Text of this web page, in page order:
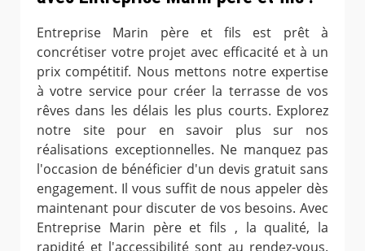
Entreprise Marin père et fils est prêt à
concrétiser votre projet avec efficacité et à un
prix compétitif. Nous mettons notre expertise
à votre service pour créer la terrasse de vos
rêves dans les délais les plus courts. Explorez
notre site pour en savoir plus sur nos
réalisations exceptionnelles. Ne manquez pas
l'occasion de bénéficier d'un devis gratuit sans
engagement. Il vous suffit de nous appeler dès
maintenant pour discuter de vos besoins. Avec
Entreprise Marin père et fils , la qualité, la
rapidité et l'accessibilité sont au rendez-vous.